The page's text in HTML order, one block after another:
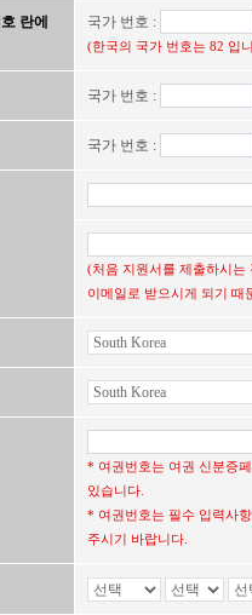
란에
국가 번호 :
(한국의 국가 번호는 82 입
국가 번호 :
국가 번호 :
(처음 지원서를 제출하시는
이메일로 받으시게 되기 때
* 여권번호는 여권 신분증
있습니다.
* 여권번호는 필수 입력사
주시기 바랍니다.